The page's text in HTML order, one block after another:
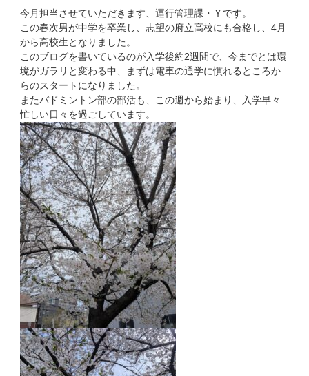
今月担当させていただきます、運行管理課・Ｙです。
この春次男が中学を卒業し、志望の府立高校にも合格し、4月
から高校生となりました。
このブログを書いているのが入学後約2週間で、今までとは環
境がガラリと変わる中、まずは電車の通学に慣れるところか
らのスタートになりました。
またバドミントン部の部活も、この週から始まり、入学早々
忙しい日々を過ごしています。